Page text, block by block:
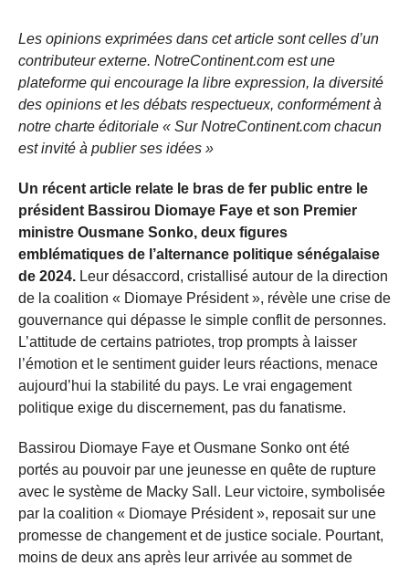
Les opinions exprimées dans cet article sont celles d’un
contributeur externe. NotreContinent.com est une
plateforme qui encourage la libre expression, la diversité
des opinions et les débats respectueux, conformément à
notre charte éditoriale « Sur NotreContinent.com chacun
est invité à publier ses idées »
Un récent article relate le bras de fer public entre le
président Bassirou Diomaye Faye et son Premier
ministre Ousmane Sonko, deux figures
emblématiques de l’alternance politique sénégalaise
de 2024. Leur désaccord, cristallisé autour de la direction
de la coalition « Diomaye Président », révèle une crise de
gouvernance qui dépasse le simple conflit de personnes.
L’attitude de certains patriotes, trop prompts à laisser
l’émotion et le sentiment guider leurs réactions, menace
aujourd’hui la stabilité du pays. Le vrai engagement
politique exige du discernement, pas du fanatisme.
Bassirou Diomaye Faye et Ousmane Sonko ont été
portés au pouvoir par une jeunesse en quête de rupture
avec le système de Macky Sall. Leur victoire, symbolisée
par la coalition « Diomaye Président », reposait sur une
promesse de changement et de justice sociale. Pourtant,
moins de deux ans après leur arrivée au sommet de